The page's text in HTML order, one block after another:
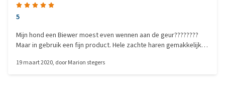
5
Mijn hond een Biewer moest even wennen aan de geur????????
Maar in gebruik een fijn product. Hele zachte haren gemakkelijk
19 maart 2020, doorMarion stegers